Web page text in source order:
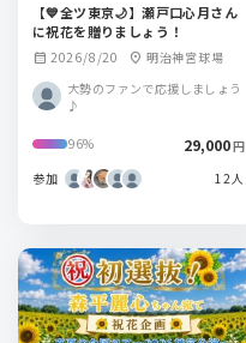
【💙全ツ東京🌙】瀬戸口心月さん
に祝花を贈りましょう！
calendar_month 2026/8/20 location_on 明治神宮球場
大勢のファンで応援しましょう
♪
96% 29,000円
参加
12人